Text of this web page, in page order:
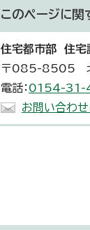
このページに関
住宅都市部 住
〒085-8505 北
電話： 0154-31-
お問い合わせ